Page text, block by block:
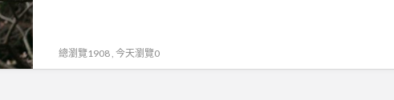
總瀏覽1908 , 今天瀏覽0